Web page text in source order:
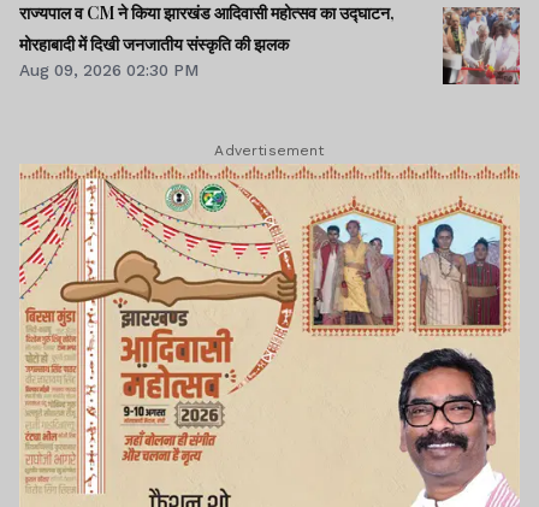
राज्यपाल व CM ने किया झारखंड आदिवासी महोत्सव का उद्घाटन,
मोरहाबादी में दिखी जनजातीय संस्कृति की झलक
Aug 09, 2026 02:30 PM
Advertisement